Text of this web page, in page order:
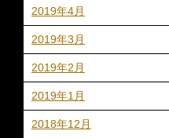
2019年4月
2019年3月
2019年2月
2019年1月
2018年12月